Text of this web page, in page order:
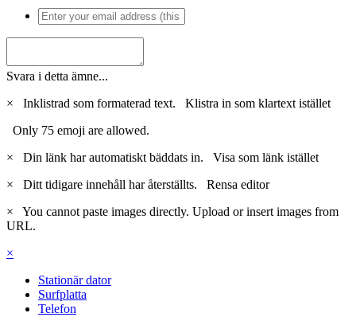
Svara i detta ämne...
×
Inklistrad som formaterad text. Klistra in som klartext istället
Only 75 emoji are allowed.
×
Din länk har automatiskt bäddats in. Visa som länk istället
×
Ditt tidigare innehåll har återställts. Rensa editor
×
You cannot paste images directly. Upload or insert images from
URL.
×
Stationär dator
Surfplatta
Telefon